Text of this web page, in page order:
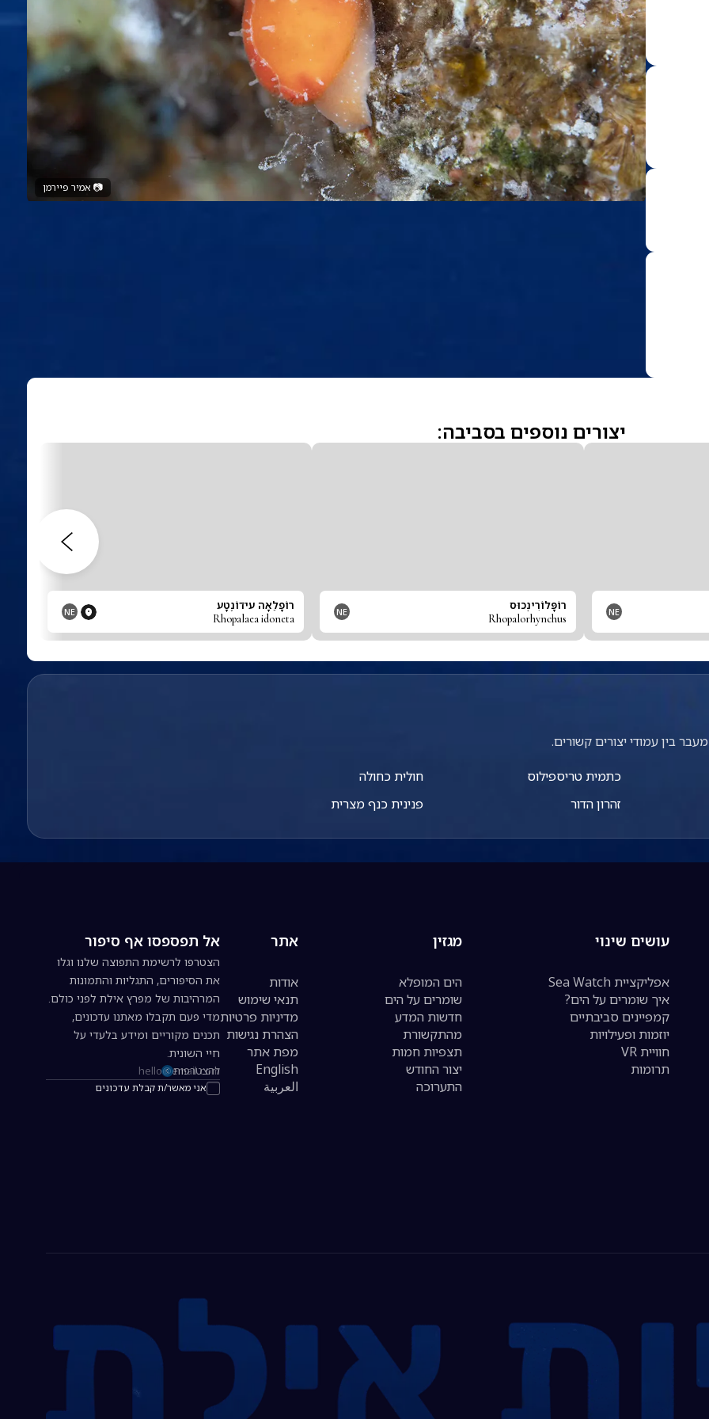
📷 אמיר פיירמן
יצורים נוספים בסביבה:
NE רוֹפָּלוֹרִינְכוּס
Rhopalorhynchus
NE רוֹפָלֵאָה עידוֹנֶטָע
Rhopalaea idoneta
NE
בין עמודי יצורים קשורים.
כתמית טריספילוס
זהרון הדור
חולית כחולה
פנינית כנף מצרית
עושים שינוי
אפליקציית Sea Watch
איך שומרים על הים?
קמפיינים סביבתיים
יוזמות ופעילויות
חוויית VR
תרומות
מגזין
הים המופלא
שומרים על הים
חדשות המדע
מהתקשורת
תצפיות חמות
יצור החודש
התערוכה
אתר
אודות
תנאי שימוש
מדיניות פרטיות
הצהרת נגישות
מפת אתר
English
العربية
אל תפספסו אף סיפור
הצטרפו לרשימת התפוצה שלנו וגלו
את הסיפורים, התגליות והתמונות
המרהיבות של מפרץ אילת לפני כולם.
מדי פעם תקבלו מאתנו עדכונים,
תכנים מקוריים ומידע בלעדי על
חיי השונית.
כתובת אימייל להרשמה לניוזלטר
אני מאשר/ת קבלת עדכונים
להצטרפות